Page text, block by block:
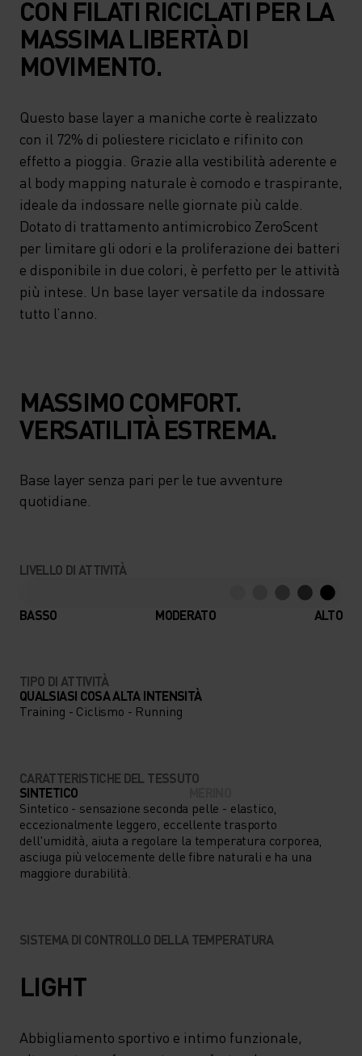
CON FILATI RICICLATI PER LA
MASSIMA LIBERTÀ DI
MOVIMENTO.
Questo base layer a maniche corte è realizzato
con il 72% di poliestere riciclato e rifinito con
effetto a pioggia. Grazie alla vestibilità aderente e
al body mapping naturale è comodo e traspirante,
ideale da indossare nelle giornate più calde.
Dotato di trattamento antimicrobico ZeroScent
per limitare gli odori e la proliferazione dei batteri
e disponibile in due colori, è perfetto per le attività
più intese. Un base layer versatile da indossare
tutto l’anno.
MASSIMO COMFORT.
VERSATILITÀ ESTREMA.
Base layer senza pari per le tue avventure
quotidiane.
LIVELLO DI ATTIVITÀ
BASSO MODERATO ALTO
TIPO DI ATTIVITÀ
QUALSIASI COSA ALTA INTENSITÀ
Training - Ciclismo - Running
CARATTERISTICHE DEL TESSUTO
SINTETICO
Sintetico - sensazione seconda pelle - elastico,
eccezionalmente leggero, eccellente trasporto
dell'umidità, aiuta a regolare la temperatura corporea,
asciuga più velocemente delle fibre naturali e ha una
maggiore durabilità.
SISTEMA DI CONTROLLO DELLA TEMPERATURA
LIGHT
Abbigliamento sportivo e intimo funzionale,